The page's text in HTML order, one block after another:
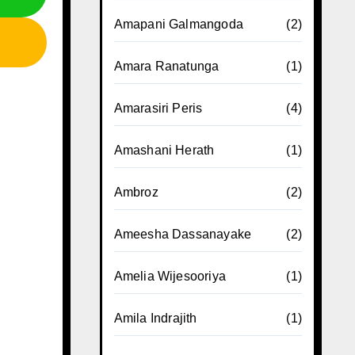
Amapani Galmangoda (2)
Amara Ranatunga (1)
Amarasiri Peris (4)
Amashani Herath (1)
Ambroz (2)
Ameesha Dassanayake (2)
Amelia Wijesooriya (1)
Amila Indrajith (1)